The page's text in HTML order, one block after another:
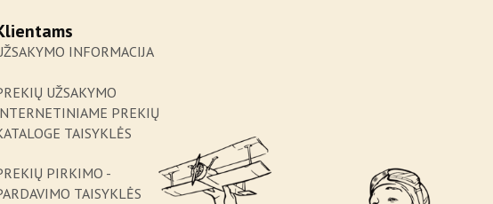
INFORMACIJA
UŽSAKYMO
PREKIŲ
TAISYKLĖS
PIRKIMO -
TAISYKLĖS